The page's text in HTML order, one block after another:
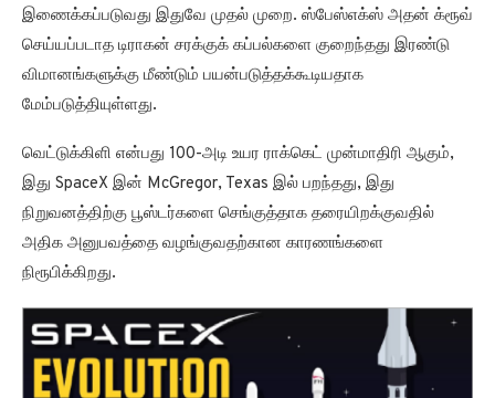
இணைக்கப்படுவது இதுவே முதல் முறை. ஸ்பேஸ்எக்ஸ் அதன் க்ரூவ்
செய்யப்படாத டிராகன் சரக்குக் கப்பல்களை குறைந்தது இரண்டு
விமானங்களுக்கு மீண்டும் பயன்படுத்தக்கூடியதாக
மேம்படுத்தியுள்ளது.
வெட்டுக்கிளி என்பது 100-அடி உயர ராக்கெட் முன்மாதிரி ஆகும்,
இது SpaceX இன் McGregor, Texas இல் பறந்தது, இது
நிறுவனத்திற்கு பூஸ்டர்களை செங்குத்தாக தரையிறக்குவதில்
அதிக அனுபவத்தை வழங்குவதற்கான காரணங்களை
நிரூபிக்கிறது.